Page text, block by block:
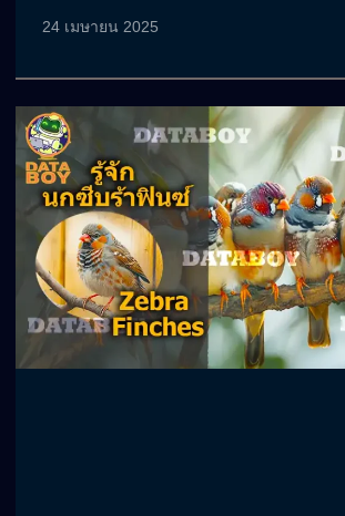
24 เมษายน 2025